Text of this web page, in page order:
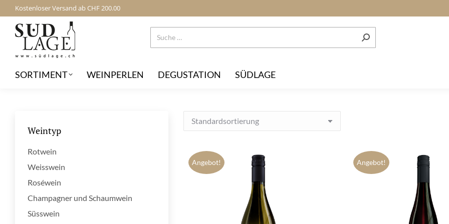
Kostenloser Versand ab CHF 200.00
SORTIMENT WEINPERLEN DEGUSTATION SÜDLAGE
Angebot! Angebot!
Weintyp
Rotwein
Weisswein
Roséwein
Champagner und Schaumwein
Süsswein